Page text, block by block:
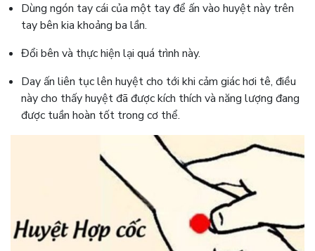
Dùng ngón tay cái của một tay để ấn vào huyệt này trên
tay bên kia khoảng ba lần.
Đổi bên và thực hiện lại quá trình này.
Day ấn liên tục lên huyệt cho tới khi cảm giác hơi tê, điều
này cho thấy huyệt đã được kích thích và năng lượng đang
được tuần hoàn tốt trong cơ thể.